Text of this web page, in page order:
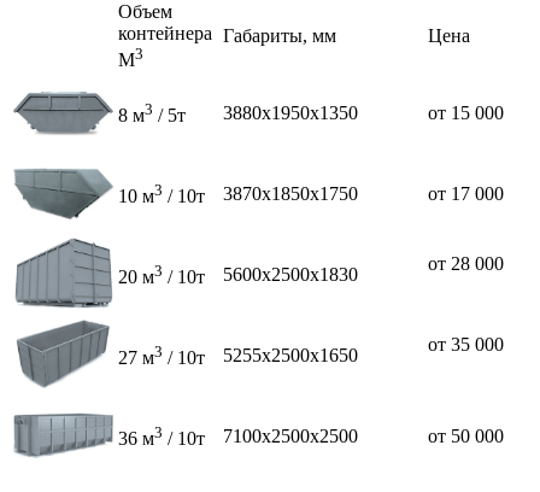
Объем
контейнера
М3
Габариты, мм Цена
8 м3 / 5т 3880х1950х1350 от 15 000
10 м3 / 10т 3870х1850х1750 от 17 000
20 м3 / 10т 5600х2500х1830
от 28 000
27 м3 / 10т 5255х2500х1650
от 35 000
36 м3 / 10т 7100х2500х2500 от 50 000